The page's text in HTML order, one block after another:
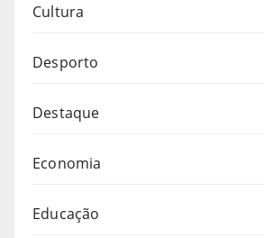
Cultura
Desporto
Destaque
Economia
Educação